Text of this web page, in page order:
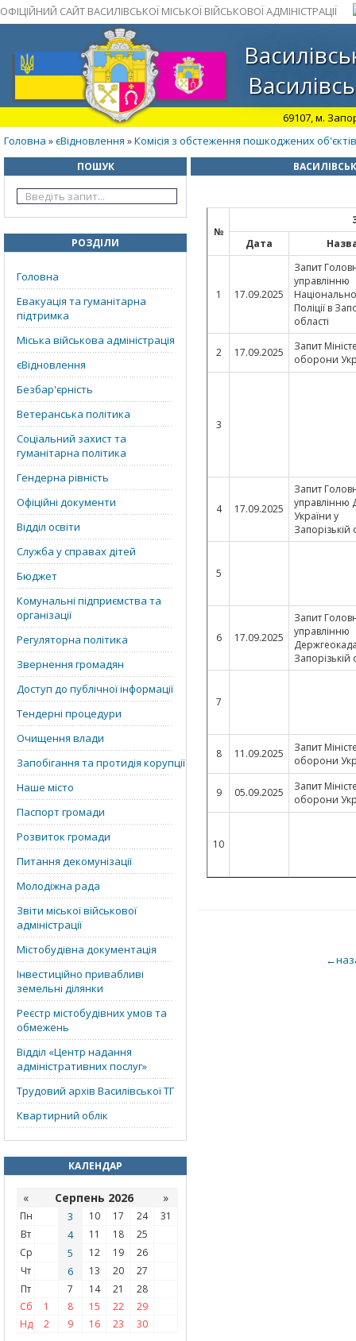
ОФІЦІЙНИЙ САЙТ ВАСИЛІВСЬКОЇ МІСЬКОЇ ВІЙСЬКОВОЇ АДМІНІСТРАЦІЇ
69107, м.
Головна »єВідновлення »Комісія з обстеження пошкоджених об'єктів
ПОШУК
РОЗДІЛИ
Головна
Евакуація та гуманітарна
підтримка
Міська військова адміністрація
єВідновлення
Безбар'єрність
Ветеранська політика
Соціальний захист та
гуманітарна політика
Гендерна рівність
Офіційні документи
Відділ освіти
Служба у справах дітей
Бюджет
Комунальні підприємства та
організації
Регуляторна політика
Звернення громадян
Доступ до публічної інформації
Тендерні процедури
Очищення влади
Запобігання та протидія корупції
Наше місто
Паспорт громади
Розвиток громади
Питання декомунізації
Молодіжна рада
Звіти міської військової
адміністрації
Містобудівна документація
Інвестиційно привабливі
земельні ділянки
Реєстр містобудівних умов та
обмежень
Відділ «‎Центр надання
адміністративних послуг»
Трудовий архів Василівської ТГ
Квартирний облік
КАЛЕНДАР
« Серпень 2026 »
Пн 3 10 17 24
31
Вт
4 11 18
25
Ср
5 12 19
26
Чт
6 13 20
27
Пт
7 14 21
28
Сб
1 8 15 22
29
Нд
2 9 16 23 30
№
Дата
1 17.09.2025
Запит
управлінню
Поліції в
області
2 17.09.2025
Запит
оборони
3
4 17.09.2025
Запит
управлінню
України у
Запорізькій
5
6 17.09.2025
Запит
управлінню
Запорізькій
7
8 11.09.2025
Запит
оборони
9 05.09.2025
Запит
оборони
10